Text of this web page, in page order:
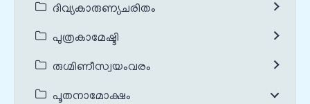
ദിവ്യകാരുണ്യചരിതം
പുത്രകാമേഷ്ടി
രുഗ്മിണീസ്വയംവരം
പൂതനാമോക്ഷം